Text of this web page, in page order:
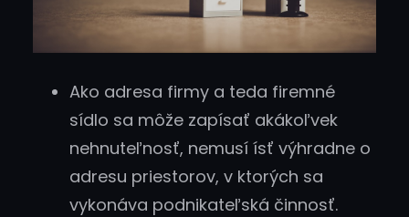
Ako adresa firmy a teda firemné
sídlo sa môže zapísať akákoľvek
nehnuteľnosť, nemusí ísť výhradne o
adresu priestorov, v ktorých sa
vykonáva podnikateľská činnosť.